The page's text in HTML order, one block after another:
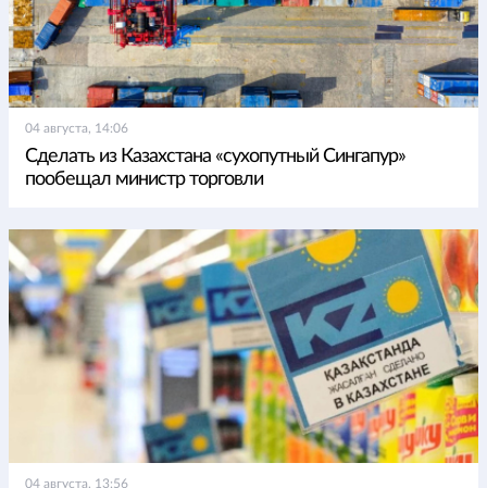
04 августа, 14:06
Сделать из Казахстана «сухопутный Сингапур»
пообещал министр торговли
04 августа, 13:56